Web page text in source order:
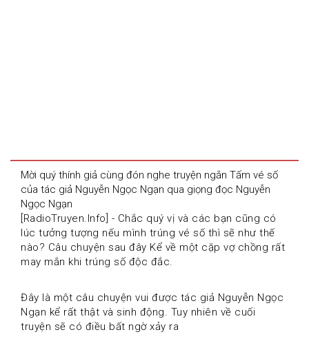
Mời quý thính giả cùng đón nghe truyện ngắn Tấm vé số
của tác giả Nguyễn Ngọc Ngạn qua giọng đọc Nguyễn
Ngọc Ngạn
[RadioTruyen.Info] - Chắc quý vị và các bạn cũng có
lúc tưởng tượng nếu mình trúng vé số thì sẽ như thế
nào? Câu chuyện sau đây Kể về một cặp vợ chồng rất
may mắn khi trúng số độc đắc.
Đây là một câu chuyện vui được tác giả Nguyễn Ngọc
Ngạn kể rất thật và sinh động. Tuy nhiên về cuối
truyện sẽ có điều bất ngờ xảy ra